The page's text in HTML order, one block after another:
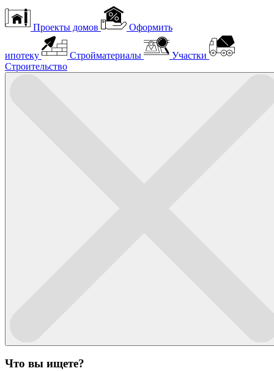
Проекты домов Оформить
ипотеку Стройматериалы
Участки
Строительство
Что вы ищете?